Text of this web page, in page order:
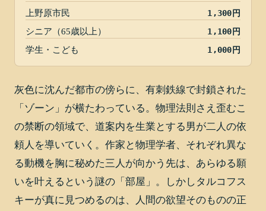
上野原市民
1,300円
シニア（65歳以上）
1,100円
学生・こども
1,000円
灰色に沈んだ都市の傍らに、有刺鉄線で封鎖された
「ゾーン」が横たわっている。物理法則さえ歪むこ
の禁断の領域で、道案内を生業とする男が二人の依
頼人を導いていく。作家と物理学者、それぞれ異な
る動機を胸に秘めた三人が向かう先は、あらゆる願
いを叶えるという謎の「部屋」。しかしタルコフス
キーが真に見つめるのは、人間の欲望そのものの正